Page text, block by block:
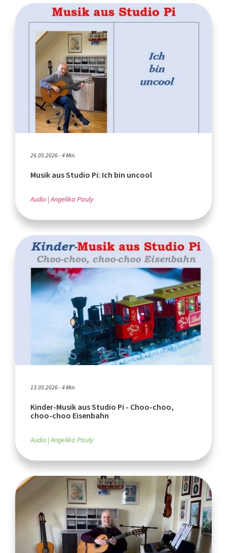
26.05.2026 - 4 Min.
Musik aus Studio Pi: Ich bin uncool
Audio Angelika Pauly
13.05.2026 - 4 Min.
Kinder-Musik aus Studio Pi - Choo-choo,
choo-choo Eisenbahn
Audio Angelika Pauly